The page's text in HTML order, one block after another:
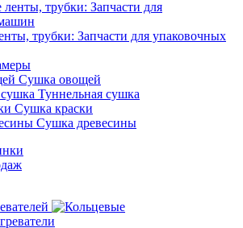
трубки: Запчасти для упаковочных
Сушка овощей
Туннельная сушка
Сушка краски
Сушка древесины